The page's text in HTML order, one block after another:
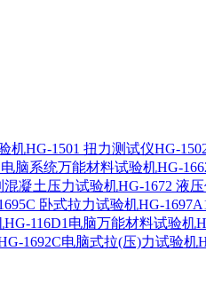
机HG-1501 扭力测试仪HG-
电脑系统万能材料试验机HG-
混凝土压力试验机HG-1672 液
卧式拉力试验机HG-
HG-116D1电脑万能材料试验机
1692C电脑式拉(压)力试验机